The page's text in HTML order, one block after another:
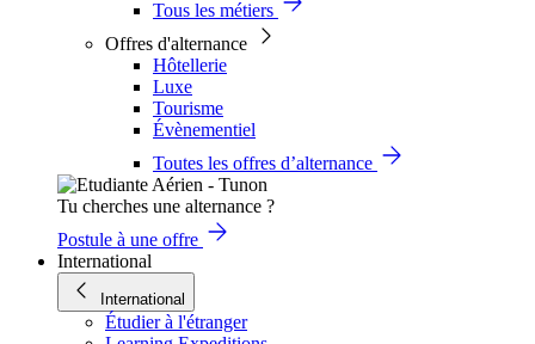
Tous les métiers
Offres d'alternance
Hôtellerie
Luxe
Tourisme
Évènementiel
Toutes les offres d’alternance
Tu cherches une alternance ?
Postule à une offre
International
International
Étudier à l'étranger